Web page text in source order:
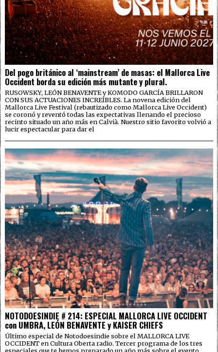
Del pogo británico al ‘mainstream’ de masas: el Mallorca Live
Occident borda su edición más mutante y plural.
RUSOWSKY, LEÓN BENAVENTE y KOMODO GARCÍA BRILLARON
CON SUS ACTUACIONES INCREÍBLES. La novena edición del
Mallorca Live Festival (rebautizado como Mallorca Live Occident)
se coronó y reventó todas las expectativas llenando el precioso
recinto situado un año más en Calvià. Nuestro sitio favorito volvió a
lucir espectacular para dar el
NOTODOESINDIE # 214: ESPECIAL MALLORCA LIVE OCCIDENT
con UMBRA, LEÓN BENAVENTE y KAISER CHIEFS
Último especial de Notodoesindie sobre el MALLORCA LIVE
OCCIDENT en Cultura Oberta radio. Tercer programa de los tres